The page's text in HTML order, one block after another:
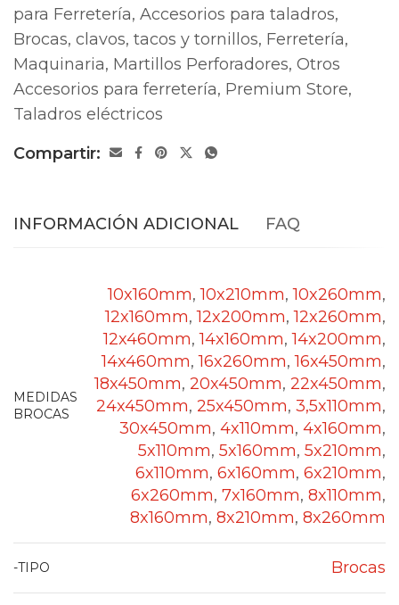
para Ferretería, Accesorios para taladros,
Brocas, clavos, tacos y tornillos, Ferretería,
Maquinaria, Martillos Perforadores, Otros
Accesorios para ferretería, Premium Store,
Taladros eléctricos
Compartir:
INFORMACIÓN ADICIONAL FAQ
MEDIDAS
BROCAS
10x160mm,10x210mm,10x260mm,
12x160mm,12x200mm,12x260mm,
12x460mm,14x160mm,14x200mm,
14x460mm,16x260mm,16x450mm,
18x450mm, 20x450mm, 22x450mm,
24x450mm, 25x450mm, 3,5x110mm,
30x450mm, 4x110mm, 4x160mm,
5x110mm, 5x160mm, 5x210mm,
6x110mm, 6x160mm, 6x210mm,
6x260mm, 7x160mm, 8x110mm,
8x160mm, 8x210mm, 8x260mm
-TIPO Brocas